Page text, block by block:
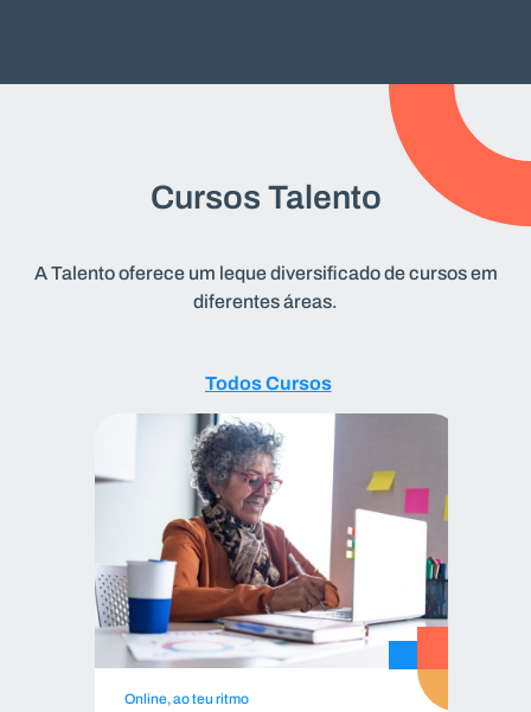
Cursos Talento
A Talento oferece um leque diversificado de cursos em
diferentes áreas.
Todos Cursos
Online, ao teu ritmo